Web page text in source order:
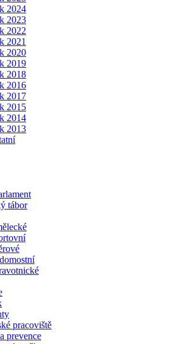
2024
2023
2022
2021
2020
2019
2018
2016
2017
2015
2014
2013
tábor
pracoviště
prevence